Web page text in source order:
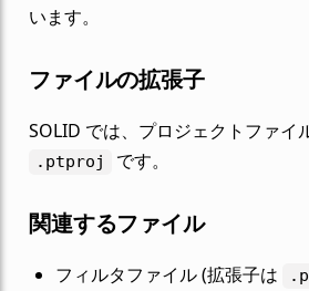
います。
ファイルの拡張子
SOLID では、プロジェクトファイ
.ptproj です。
関連するファイル
フィルタファイル (拡張子は